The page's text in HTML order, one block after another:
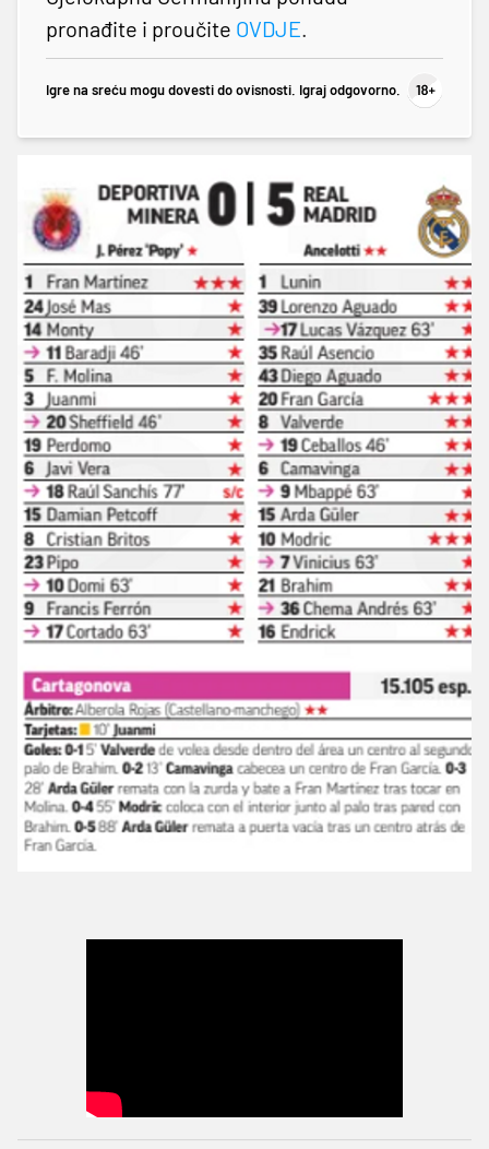
pronađite i proučite OVDJE
Igre na sreću mogu dovesti do ovisnosti. Igraj odgovorno.